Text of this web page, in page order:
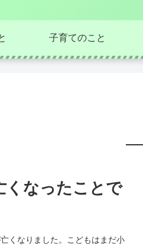
子育てのこと
くなったことで
くなりました。こどもはまだ小